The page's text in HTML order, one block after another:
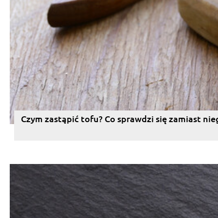
Czym zastąpić tofu? Co sprawdzi się zamiast